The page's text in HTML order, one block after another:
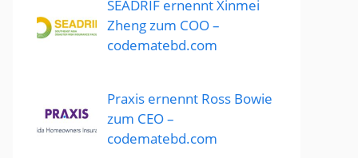
SEADRIF ernennt Xinmei
Zheng zum COO –
codematebd.com
Praxis ernennt Ross Bowie
zum CEO –
codematebd.com